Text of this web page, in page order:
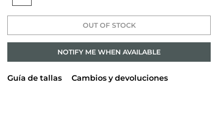
OUT OF STOCK
NOTIFY ME WHEN AVAILABLE
Guía de tallas Cambios y devoluciones